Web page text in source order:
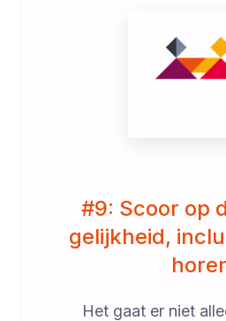
#9: Scoor op
gelijkheid,
Het gaat er niet